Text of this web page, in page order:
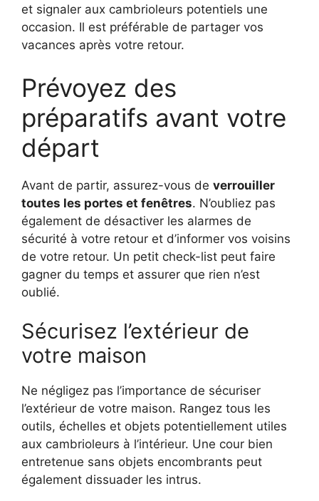
et signaler aux cambrioleurs potentiels une
occasion. Il est préférable de partager vos
vacances après votre retour.
Prévoyez des
préparatifs avant votre
départ
Avant de partir, assurez-vous de verrouiller
toutes les portes et fenêtres. N’oubliez pas
également de désactiver les alarmes de
sécurité à votre retour et d’informer vos voisins
de votre retour. Un petit check-list peut faire
gagner du temps et assurer que rien n’est
oublié.
Sécurisez l’extérieur de
votre maison
Ne négligez pas l’importance de sécuriser
l’extérieur de votre maison. Rangez tous les
outils, échelles et objets potentiellement utiles
aux cambrioleurs à l’intérieur. Une cour bien
entretenue sans objets encombrants peut
également dissuader les intrus.